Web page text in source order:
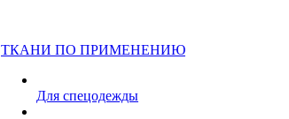
ТКАНИ ПО ПРИМЕНЕНИЮ
Для спецодежды